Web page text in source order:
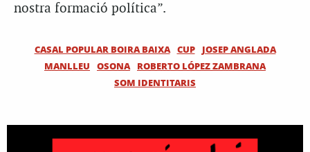
nostra formació política”.
CASAL POPULAR BOIRA BAIXA CUP
JOSEP ANGLADA
MANLLEU
OSONA
ROBERTO LÓPEZ ZAMBRANA
SOM IDENTITARIS